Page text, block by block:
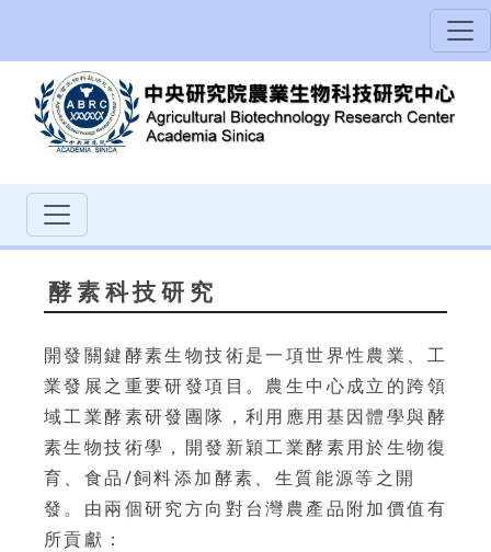
酵素科技研究
開發關鍵酵素生物技術是一項世界性農業、工
業發展之重要研發項目。農生中心成立的跨領
域工業酵素研發團隊，利用應用基因體學與酵
素生物技術學，開發新穎工業酵素用於生物復
育、食品/飼料添加酵素、生質能源等之開
發。由兩個研究方向對台灣農產品附加價值有
所貢獻：